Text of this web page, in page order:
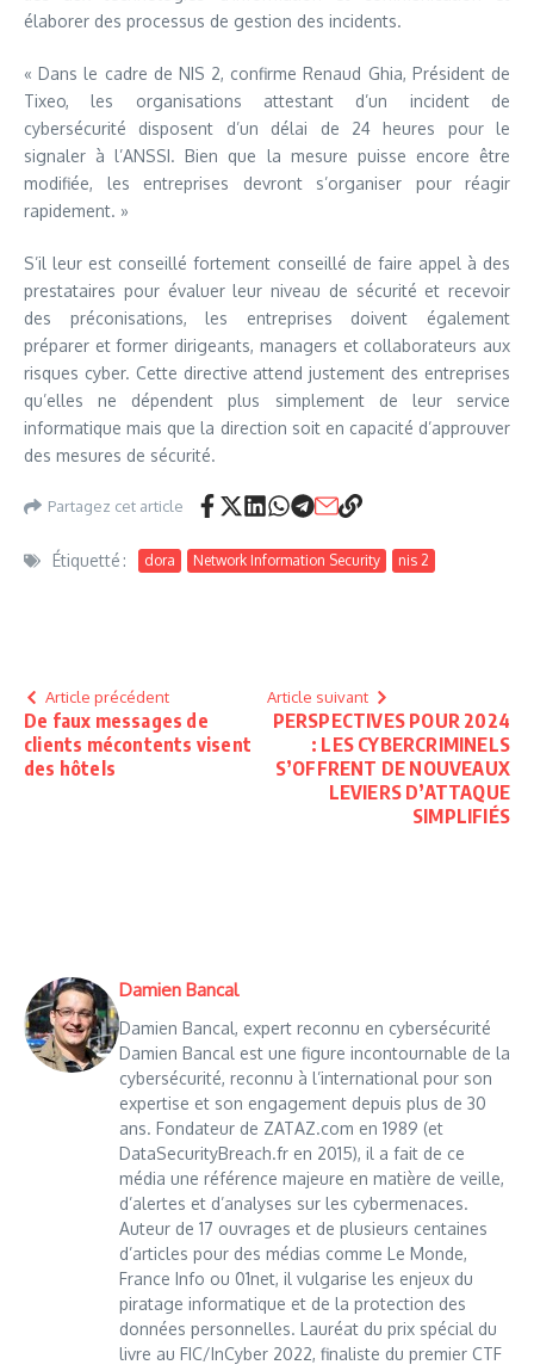
élaborer des processus de gestion des incidents.
« Dans le cadre de NIS 2, confirme Renaud Ghia, Président de
Tixeo, les organisations attestant d’un incident de
cybersécurité disposent d’un délai de 24 heures pour le
signaler à l’ANSSI. Bien que la mesure puisse encore être
modifiée, les entreprises devront s’organiser pour réagir
rapidement. »
S’il leur est conseillé fortement conseillé de faire appel à des
prestataires pour évaluer leur niveau de sécurité et recevoir
des préconisations, les entreprises doivent également
préparer et former dirigeants, managers et collaborateurs aux
risques cyber. Cette directive attend justement des entreprises
qu’elles ne dépendent plus simplement de leur service
informatique mais que la direction soit en capacité d’approuver
des mesures de sécurité.
Partagez cet article
Étiquetté : dora Network Information Security nis 2
Article précédent
De faux messages de
clients mécontents visent
des hôtels
Article suivant
PERSPECTIVES POUR 2024
: LES CYBERCRIMINELS
S’OFFRENT DE NOUVEAUX
LEVIERS D’ATTAQUE
SIMPLIFIÉS
Damien Bancal
Damien Bancal, expert reconnu en cybersécurité
Damien Bancal est une figure incontournable de la
cybersécurité, reconnu à l’international pour son
expertise et son engagement depuis plus de 30
ans. Fondateur de ZATAZ.com en 1989 (et
DataSecurityBreach.fr en 2015), il a fait de ce
média une référence majeure en matière de veille,
d’alertes et d’analyses sur les cybermenaces.
Auteur de 17 ouvrages et de plusieurs centaines
d’articles pour des médias comme Le Monde,
France Info ou 01net, il vulgarise les enjeux du
piratage informatique et de la protection des
données personnelles. Lauréat du prix spécial du
livre au FIC/InCyber 2022, finaliste du premier CTF